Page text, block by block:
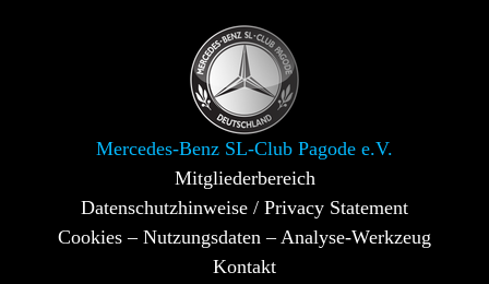
Mercedes-Benz SL-Club Pagode e.V.
Mitgliederbereich
Datenschutzhinweise / Privacy Statement
Cookies – Nutzungsdaten – Analyse-Werkzeug
Kontakt